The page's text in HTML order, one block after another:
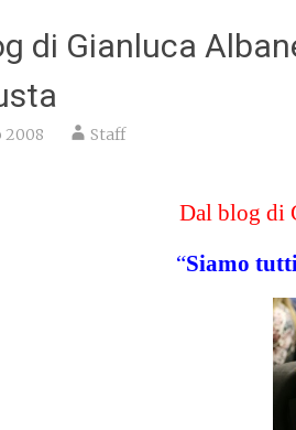
di Gianluca
2008 Staff
Dal blog di
“Siamo